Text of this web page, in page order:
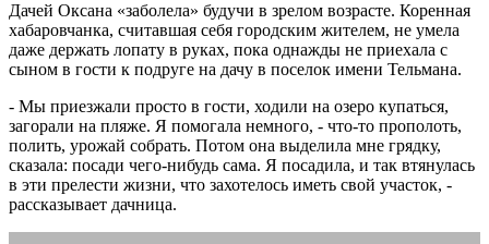
Дачей Оксана «заболела» будучи в зрелом возрасте. Коренная
хабаровчанка, считавшая себя городским жителем, не умела
даже держать лопату в руках, пока однажды не приехала с
сыном в гости к подруге на дачу в поселок имени Тельмана.
- Мы приезжали просто в гости, ходили на озеро купаться,
загорали на пляже. Я помогала немного, - что-то прополоть,
полить, урожай собрать. Потом она выделила мне грядку,
сказала: посади чего-нибудь сама. Я посадила, и так втянулась
в эти прелести жизни, что захотелось иметь свой участок, -
рассказывает дачница.